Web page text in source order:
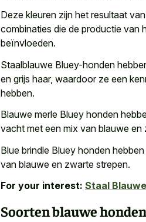
Deze kleuren zijn het resultaat
combinaties die de productie van
beïnvloeden.
Staalblauwe Bluey-honden
en grijs haar, waardoor ze een
hebben.
Blauwe merle Bluey honden
vacht met een mix van blauwe en
Blue brindle Bluey honden
van blauwe en zwarte strepen.
For your interest: Staal
Soorten blauwe honden